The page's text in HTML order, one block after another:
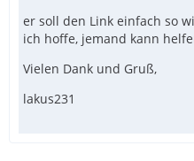
er soll den Link einfach so
ich hoffe, jemand kann
Vielen Dank und Gruß,
lakus231